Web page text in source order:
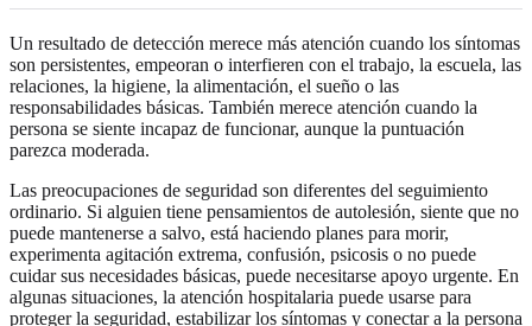
Un resultado de detección merece más atención cuando los síntomas
son persistentes, empeoran o interfieren con el trabajo, la escuela, las
relaciones, la higiene, la alimentación, el sueño o las
responsabilidades básicas. También merece atención cuando la
persona se siente incapaz de funcionar, aunque la puntuación
parezca moderada.
Las preocupaciones de seguridad son diferentes del seguimiento
ordinario. Si alguien tiene pensamientos de autolesión, siente que no
puede mantenerse a salvo, está haciendo planes para morir,
experimenta agitación extrema, confusión, psicosis o no puede
cuidar sus necesidades básicas, puede necesitarse apoyo urgente. En
algunas situaciones, la atención hospitalaria puede usarse para
proteger la seguridad, estabilizar los síntomas y conectar a la persona